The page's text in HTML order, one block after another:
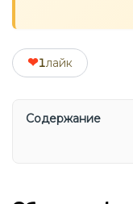
❤1лайк
Содержание